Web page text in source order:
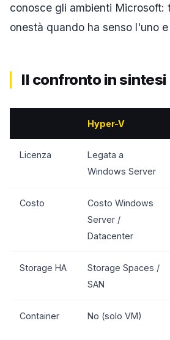
conosce gli ambienti Microsoft:
onestà quando ha senso l'uno
Il confronto in sintesi
Hyper-V
Licenza
Legata a
Windows Server
Costo
Costo Windows
Server /
Datacenter
Storage HA
Storage Spaces /
SAN
Container No (solo VM)